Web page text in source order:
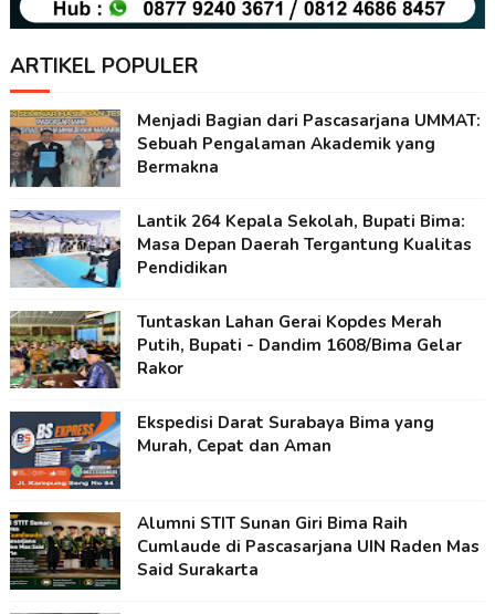
ARTIKEL POPULER
Menjadi Bagian dari Pascasarjana UMMAT:
Sebuah Pengalaman Akademik yang
Bermakna
Lantik 264 Kepala Sekolah, Bupati Bima:
Masa Depan Daerah Tergantung Kualitas
Pendidikan
Tuntaskan Lahan Gerai Kopdes Merah
Putih, Bupati - Dandim 1608/Bima Gelar
Rakor
Ekspedisi Darat Surabaya Bima yang
Murah, Cepat dan Aman
Alumni STIT Sunan Giri Bima Raih
Cumlaude di Pascasarjana UIN Raden Mas
Said Surakarta